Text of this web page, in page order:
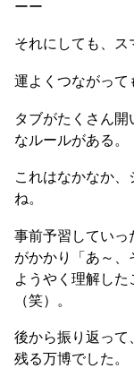
ーー
それにしても、ス
運よくつながって
タブがたくさん
なルールがある。
これはなかなか
ね。
事前予習していっ
がかかり「あ～、
ようやく理解し
（笑）。
後から振り返って
残る万博でした。